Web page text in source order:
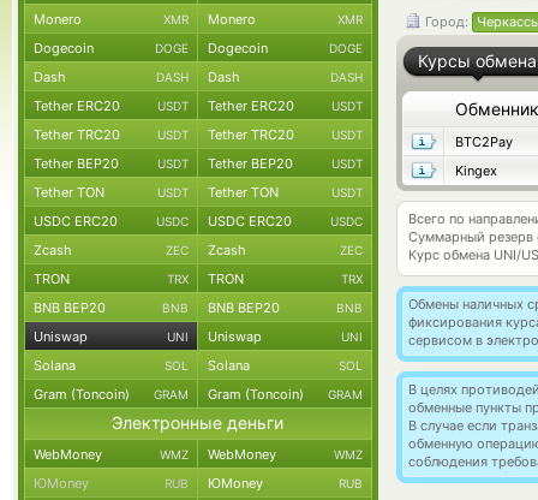
Город:
Курсы обмена
Обменник
BTC2Pay
Kingex
Всего по
Суммарный резерв
Курс обмена UNI/
Обмены наличных
фиксирования
сервисом в
В целях
обменные пункты
В случае если
обменную
соблюдения
Monero XMR Monero XMR
Dogecoin DOGE Dogecoin DOGE
Dash DASH Dash DASH
Tether ERC20 USDT Tether ERC20 USDT
Tether TRC20 USDT Tether TRC20 USDT
Tether BEP20 USDT Tether BEP20 USDT
Tether TON USDT Tether TON USDT
USDC ERC20 USDC USDC ERC20 USDC
Zcash ZEC Zcash ZEC
TRON TRX TRON TRX
BNB BEP20 BNB BNB BEP20 BNB
Uniswap UNI Uniswap UNI
Solana SOL Solana SOL
Gram (Toncoin) GRAM Gram (Toncoin) GRAM
Электронные деньги
WebMoney WMZ WebMoney WMZ
ЮMoney RUB ЮMoney RUB